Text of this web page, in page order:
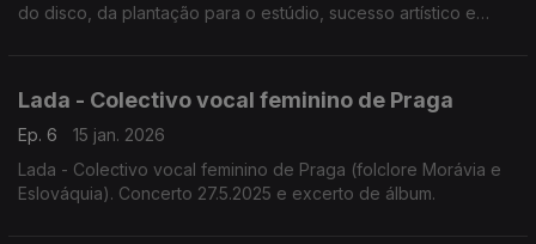
do disco, da plantação para o estúdio, sucesso artístico e
Lada - Colectivo vocal feminino de Praga
Ep. 6
15 jan. 2026
Lada - Colectivo vocal feminino de Praga (folclore Morávia e
Eslováquia). Concerto 27.5.2025 e excerto de álbum.